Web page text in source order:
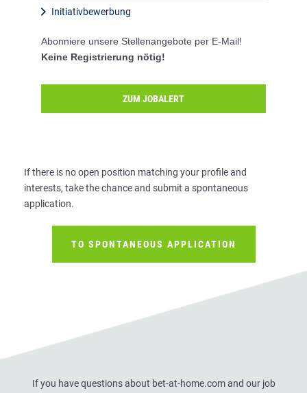
Initiativbewerbung
Abonniere unsere Stellenangebote per E-Mail!
Keine Registrierung nötig!
ZUM JOBALERT
If there is no open position matching your profile and
interests, take the chance and submit a spontaneous
application.
TO SPONTANEOUS APPLICATION
If you have questions about bet-at-home.com and our job